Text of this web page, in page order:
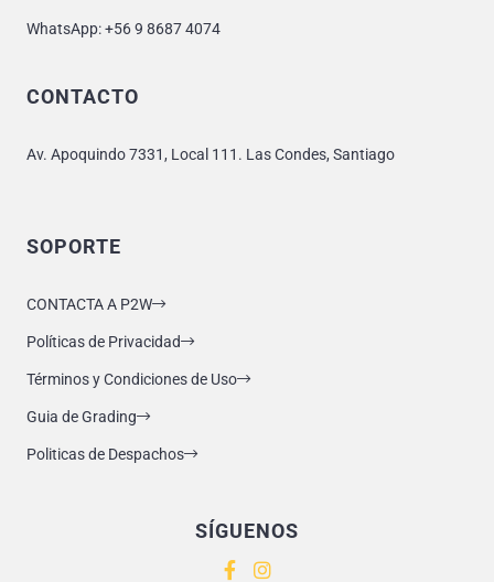
WhatsApp: +56 9 8687 4074
CONTACTO
Av. Apoquindo 7331, Local 111. Las Condes, Santiago
SOPORTE
CONTACTA A P2W
Políticas de Privacidad
Términos y Condiciones de Uso
Guia de Grading
Politicas de Despachos
SÍGUENOS